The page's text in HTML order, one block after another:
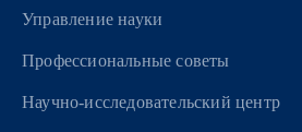
Управление науки
Профессиональные советы
Научно-исследовательский центр